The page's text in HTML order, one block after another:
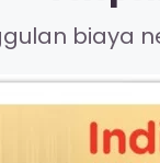
biaya